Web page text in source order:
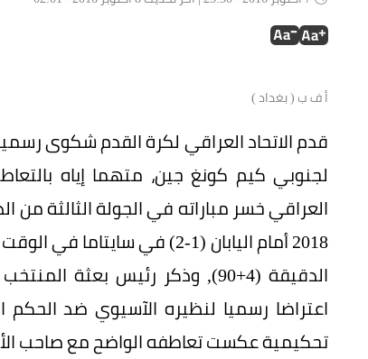
أ ف ب ( بغداد )
قدم الاتحاد العراقي لكرة القدم شكوى
لجنوبي كيم كونغ جين، متهما إياه
العراقي خسر مباراته في الجولة الثالثة من
الدقيقة (4+90), وذكر رئيس بعثة
اعتراضا رسميا لنظيره الآسيوي ضد
تحكيمية عكست تعاطفه الواضح مع صاحب